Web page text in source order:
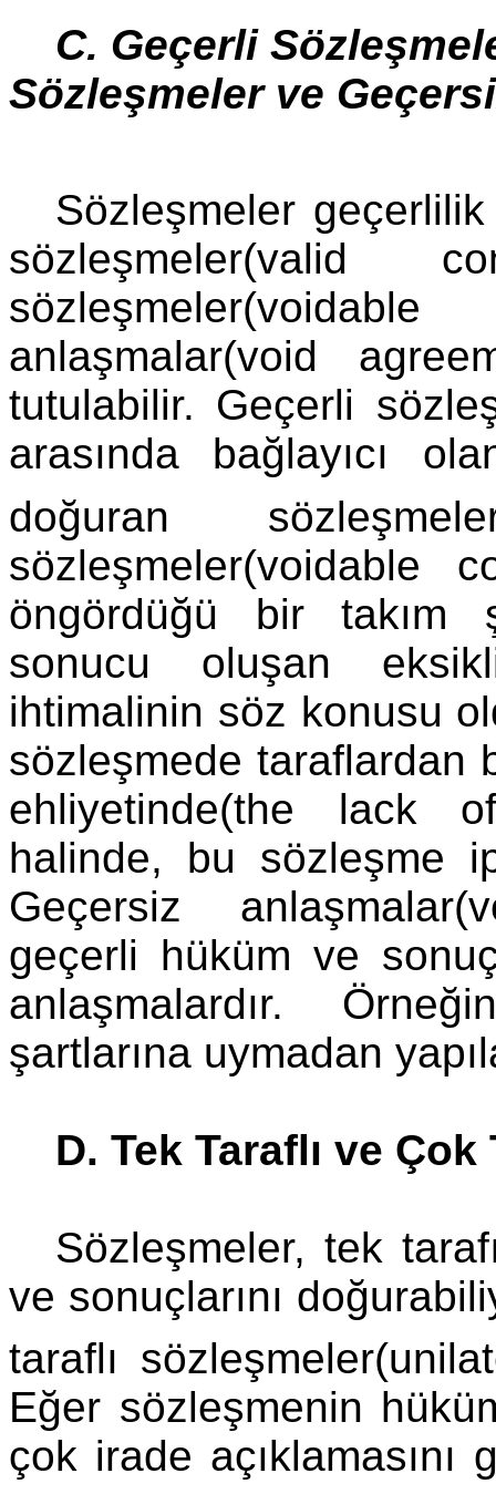
C. Geçerli
Sözleşmeler ve
Sözleşmeler
sözleşmeler(valid
anlaşmalar(void
tutulabilir. Geçerli
arasında bağlayıcı
doğuran
sözleşmeler(voidable
öngördüğü bir takım
sonucu oluşan
ihtimalinin söz konusu
sözleşmede taraflardan
ehliyetinde(the lack
halinde, bu sözleşme
Geçersiz
geçerli hüküm ve
anlaşmalardır.
şartlarına uymadan
D. Tek Taraflı ve
Sözleşmeler, tek
ve sonuçlarını
taraflı
Eğer sözleşmenin
çok irade